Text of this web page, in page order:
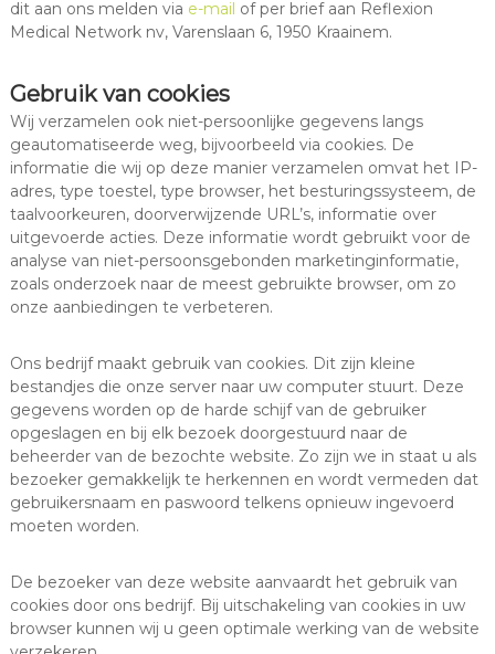
dit aan ons melden via e-mail of per brief aan Reflexion
Medical Network nv, Varenslaan 6, 1950 Kraainem.
Gebruik van cookies
Wij verzamelen ook niet-persoonlijke gegevens langs
geautomatiseerde weg, bijvoorbeeld via cookies. De
informatie die wij op deze manier verzamelen omvat het IP-
adres, type toestel, type browser, het besturingssysteem, de
taalvoorkeuren, doorverwijzende URL’s, informatie over
uitgevoerde acties. Deze informatie wordt gebruikt voor de
analyse van niet-persoonsgebonden marketinginformatie,
zoals onderzoek naar de meest gebruikte browser, om zo
onze aanbiedingen te verbeteren.
Ons bedrijf maakt gebruik van cookies. Dit zijn kleine
bestandjes die onze server naar uw computer stuurt. Deze
gegevens worden op de harde schijf van de gebruiker
opgeslagen en bij elk bezoek doorgestuurd naar de
beheerder van de bezochte website. Zo zijn we in staat u als
bezoeker gemakkelijk te herkennen en wordt vermeden dat
gebruikersnaam en paswoord telkens opnieuw ingevoerd
moeten worden.
De bezoeker van deze website aanvaardt het gebruik van
cookies door ons bedrijf. Bij uitschakeling van cookies in uw
browser kunnen wij u geen optimale werking van de website